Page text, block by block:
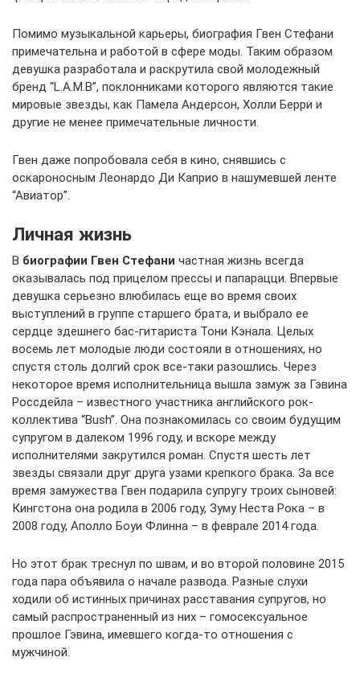
Помимо музыкальной карьеры, биография Гвен Стефани
примечательна и работой в сфере моды. Таким образом
девушка разработала и раскрутила свой молодежный
бренд “L.A.M.B”, поклонниками которого являются такие
мировые звезды, как Памела Андерсон, Холли Берри и
другие не менее примечательные личности.
Гвен даже попробовала себя в кино, снявшись с
оскароносным Леонардо Ди Каприо в нашумевшей ленте
“Авиатор”.
Личная жизнь
В биографии Гвен Стефани частная жизнь всегда
оказывалась под прицелом прессы и папарацци. Впервые
девушка серьезно влюбилась еще во время своих
выступлений в группе старшего брата, и выбрало ее
сердце здешнего бас-гитариста Тони Кэнала. Целых
восемь лет молодые люди состояли в отношениях, но
спустя столь долгий срок все-таки разошлись. Через
некоторое время исполнительница вышла замуж за Гэвина
Россдейла – известного участника английского рок-
коллектива “Bush”. Она познакомилась со своим будущим
супругом в далеком 1996 году, и вскоре между
исполнителями закрутился роман. Спустя шесть лет
звезды связали друг друга узами крепкого брака. За все
время замужества Гвен подарила супругу троих сыновей:
Кингстона она родила в 2006 году, Зуму Неста Рока – в
2008 году, Аполло Боуи Флинна – в феврале 2014 года.
Но этот брак треснул по швам, и во второй половине 2015
года пара объявила о начале развода. Разные слухи
ходили об истинных причинах расставания супругов, но
самый распространенный из них – гомосексуальное
прошлое Гэвина, имевшего когда-то отношения с
мужчиной.